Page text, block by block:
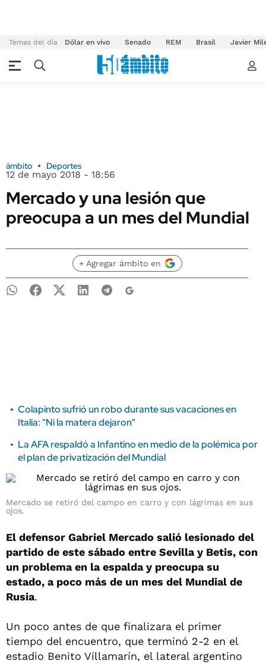
Temas del día Dólar en vivo Senado REM Brasil Javier
ámbito Deportes
12 de mayo 2018 - 18:56
Mercado y una lesión que
preocupa a un mes del Mundial
+ Agregar ámbito en
Colapinto sufrió un robo durante sus vacaciones en
Italia: "Ni la matera dejaron"
La AFA respaldó a Infantino en medio de la polémica por
el plan de privatización del Mundial
Mercado se retiró del campo en carro y con lágrimas en sus
ojos.
El defensor Gabriel Mercado salió lesionado del
partido de este sábado entre Sevilla y Betis, con
un problema en la espalda y preocupa su
estado, a poco más de un mes del Mundial de
Rusia.
Un poco antes de que finalizara el primer
tiempo del encuentro, que terminó 2-2 en el
estadio Benito Villamarín, el lateral argentino